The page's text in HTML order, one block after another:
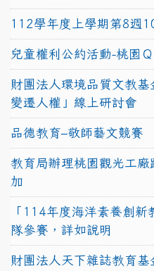
112學年度上學期第8週
兒童權利公約活動-桃園
財團法人環境品質文教
變遷人權」線上研討會
品德教育–敬師藝文競賽
教育局辦理桃園觀光工
加
「114年度海洋素養創
隊參賽，詳如說明
財團法人天下雜誌教育基